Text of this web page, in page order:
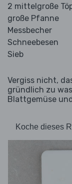
2 mittelgroße
große Pfanne
Messbecher
Schneebesen
Sieb
Vergiss nicht,
gründlich zu
Blattgemüse
Koche dieses